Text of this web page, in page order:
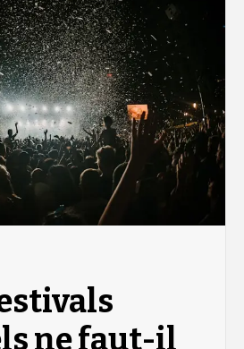
ne faut-il